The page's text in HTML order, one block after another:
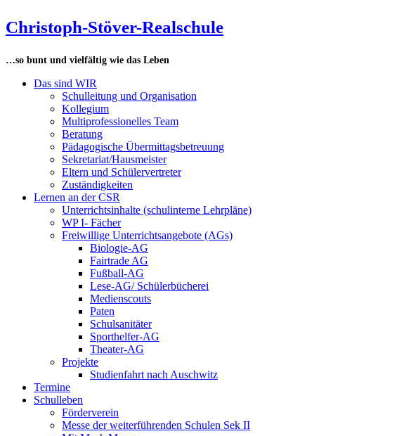
Zum
Inhalt
Christoph-Stöver-Realschule
…so bunt und vielfältig wie das Leben
Das sind WIR
Schulleitung und Organisation
Kollegium
Multiprofessionelles Team
Beratung
Pädagogische Übermittagsbetreuung
Sekretariat/Hausmeister
Eltern und Schülervertreter
Zuständigkeiten
Lernen an der CSR
Unterrichtsinhalte (schulinterne Lehrpläne)
WP I- Fächer
Freiwillige Unterrichtsangebote (AGs)
Biologie-AG
Fairtrade AG
Fußball-AG
Lese-AG/ Schülerbücherei
Medienscouts
Paten
Schulsanitäter
Sporthelfer-AG
Theater-AG
Projekte
Studienfahrt nach Auschwitz
Termine
Schulleben
Förderverein
Messe der weiterführenden Schulen Sek II